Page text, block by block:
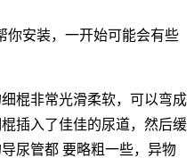
你安装，一开始可能会有些
棍非常光滑柔软，可以弯成
插入了佳佳的尿道，然后缓
尿管都 要略粗一些，异物